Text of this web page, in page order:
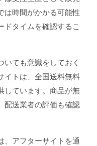
は時間がかかる可能性
ドタイムを確認するこ
いても意識をしておく
イトは、全国送料無料
しています。商品が無
配送業者の評価も確認
、アフターサイトを通